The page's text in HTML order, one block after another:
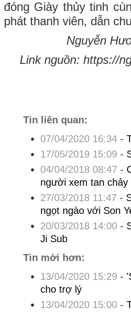
đóng Giày thủy tinh
phát thanh viên, dẫn
Nguyễn
Link nguồn: https://
Tin liên quan:
07/04/2020 16:34-
17/05/2019 15:09 -
04/04/2018 08:47 -
người xem tan chảy
27/03/2018 11:47 -
ngọt ngào với Son
20/03/2018 14:00-
Ji Sub
Tin mới hơn:
13/04/2020 15:29 -
cho trợ lý
13/04/2020 15:00-